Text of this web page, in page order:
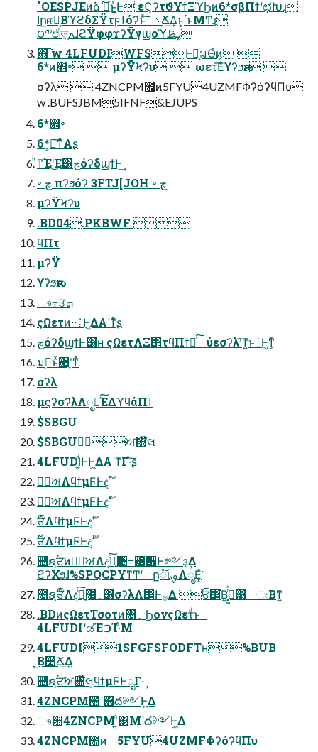
"OESPJEͷձʹߦͬͨ͜ͱ͕͖͔͚ͬͰ εϚʔτϑΥϯΞϓϦͷ6*σβΠϯʹಛԽɻ
اըஈ֊͔ΒϓϩδΣΫτϝϯόʔͱͯ͠ ࢀՃ͢Δ͜ͱ͕΄ͱΜͲɻ
౦༸ඒज़ֶߍɺϩΫφφϫʔΫγϣοϓߨࢣ
΋͘͡ w 4LFUDIWFSͰԿ͕มΘͬͨͷ͔ 
6*ͷ࡮৽  μʔΫϞʔυ  ωετ͞Εͨϒʔϧԋࢉ 
σʔλ  4ZNCPM಺ͷ5FYU4UZMFΦʔόʔϥΠυ
w .BUFSJBM5IFNF&EJUPS
6*࡮৽
6*͕৽͘͠ͳͬͨΑʂ
ͪͳΈʹ͜Ε͸چόʔδϣϯͰ͢
৽ چ πʔϧόʔ 3FTJ[JOH ৽ چ
μʔΫϞʔυ
.BD04.PKBWF 
ϥΠτ
μʔΫ
ϒʔϧԋࢉ
ෳ߹ਤܗ
ςΩετͷ··݁߹Ͱ͖ΔΑ͏ʹͳͬͨʂ
چόʔδϣϯͰ͸ʜ ςΩετΛΞ΢τϥΠϯԽͯ͠ ύεσʔλʹ͠ͳ͍ͱ݁߹Ͱ͖ͳ͔ͬͨ
มߋ͕ͱͯ΋ָʹͳͬͨ
σʔλ
μϛʔσʔλΛೖྗͯ͘͠ΕΔϓϥάΠϯ
$SBGU
$SBGUإࣸਅ΍໊લ
4LFUDI͚ͩͰͰ͖ΔΑ͏ʹͳΓ·ͨ͠ʂ
إࣸਅΛϥϯμϜͰදࣔ
إࣸਅΛϥϯμϜͰදࣔ
ਓ໊ΛϥϯμϜͰදࣔ
ਓ໊ΛϥϯμϜͰදࣔ
೔ຊਓͷإࣸਅΛද͍ࣔͨ͠৔߹͸ࣗ෼Ͱ༻ҙ͢Δ
ϩʔΧϧɺ%SPQCPYͳͲʹ ը૾ૉࡐΛೖΕ͓ͯ͘
೔ຊਓ໊Λද͍ࣔͨ͠৔߹͸σʔλΛࣗ෼Ͱ࡞Δ ਓ෼͘Β͍࡞͓͚ͬͯ͹ ඃΒͳ͍
.BDͷςΩετΤσοτͷ৔߹ ϦονςΩετͩͱ
4LFUDIʹಡΈࠐΊ·ͤΜ
4LFUDI1SFGFSFODFTʜ%BUB
͔͜͜Β௥Ճ͢Δ
೔ຊਓࣸਅ΍໊લ͕ϥϯμϜͰೖΓ·͢
4ZNCPM಺ʹ΋ద༻Ͱ͖Δ
ෳ਺4ZNCPMʹ͍ͬ΃Μʹద༻Ͱ͖Δ
4ZNCPM಺ͷ 5FYU4UZMFΦʔόʔϥΠυ